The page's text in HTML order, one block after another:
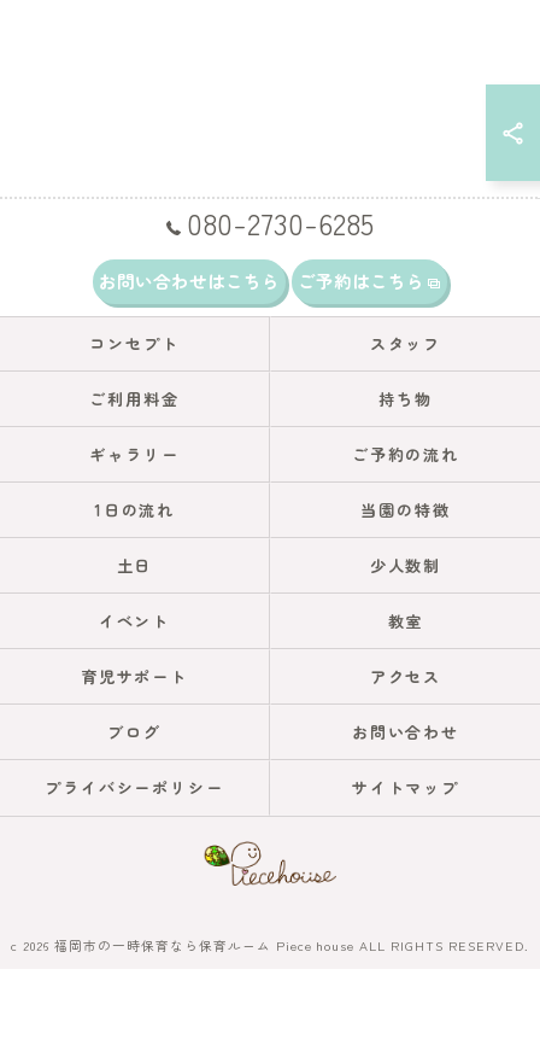
080-2730-6285
お問い合わせはこちら ご予約はこちら
コンセプト スタッフ
ご利用料金 持ち物
ギャラリー ご予約の流れ
1日の流れ 当園の特徴
土日 少人数制
イベント 教室
育児サポート アクセス
ブログ お問い合わせ
プライバシーポリシー サイトマップ
c 2026 福岡市の一時保育なら保育ルーム Piece house ALL RIGHTS RESERVED.